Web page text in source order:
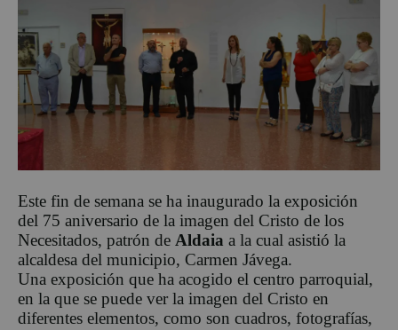
Este fin de semana se ha inaugurado la exposición
del 75 aniversario de la imagen del Cristo de los
Necesitados, patrón de Aldaia a la cual asistió la
alcaldesa del municipio, Carmen Jávega.
Una exposición que ha acogido el centro parroquial,
en la que se puede ver la imagen del Cristo en
diferentes elementos, como son cuadros, fotografías,